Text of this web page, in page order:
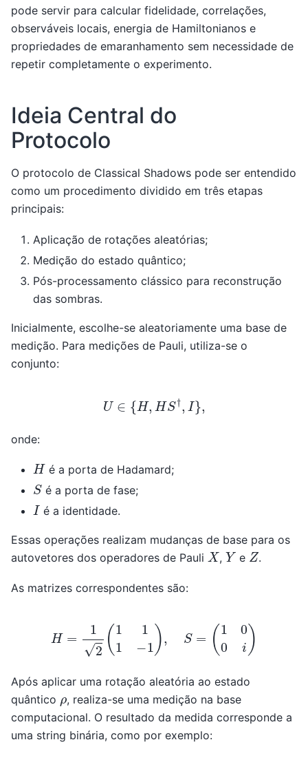
pode servir para calcular fidelidade, correlações,
observáveis locais, energia de Hamiltonianos e
propriedades de emaranhamento sem necessidade de
repetir completamente o experimento.
Ideia Central do
Protocolo
O protocolo de Classical Shadows pode ser entendido
como um procedimento dividido em três etapas
principais:
Aplicação de rotações aleatórias;
Medição do estado quântico;
Pós-processamento clássico para reconstrução
das sombras.
Inicialmente, escolhe-se aleatoriamente uma base de
medição. Para medições de Pauli, utiliza-se o
conjunto:
U∈{H, HS†, },
onde:
H é a porta de Hadamard;
Sé a porta de fase;
I é a identidade.
Essas operações realizam mudanças de base para os
autovetores dos operadores de Pauli X , Y e Z.
As matrizes correspondentes são:
H 12 1− 1) i)
Após aplicar uma rotação aleatória ao estado
quântico ρ, realiza-se uma medição na base
computacional. O resultado da medida corresponde a
uma string binária, como por exemplo: